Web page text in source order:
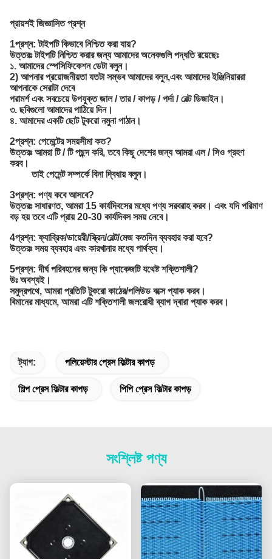
প্রায়শই জিজ্ঞাসিত প্রশ্ন
1প্রশ্ন: টাইপটি কিভাবে নিশ্চিত করা যায়?
উত্তরঃ টাইপটি নিশ্চিত করার জন্য আমাদের অনেকগুলি পদ্ধতি রয়েছেঃ
১. আমাদের স্পেসিফিকেশন ডেটা বলুন।
2) আপনার প্রয়োজনীয়তা যতটা সম্ভব আমাদের বলুন,এবং আমাদের ইঞ্জিনিয়াররা
আপনাকে সেরাটা দেবে
পরামর্শ এবং সবচেয়ে উপযুক্ত জাল / তার / কাপড় / পর্দা / বেল্ট ডিজাইন।
৩. ছবিগুলো আমাদের পাঠিয়ে দিন।
৪. আমাদের একটি ছোট টুকরো নমুনা পাঠান।
2প্রশ্ন: পেমেন্টের সময়সীমা কত?
উত্তরঃ আমরা টি / টি পছন্দ করি, তবে কিছু দেশের জন্য আমরা এল / সিও গ্রহণ
করব।
তাই পেমেন্ট সম্পর্কে বিনা দ্বিধায় বলুন।
3প্রশ্ন: পণ্য কবে আসবে?
উত্তরঃ সাধারণত, আমরা 15 কার্যদিবসের মধ্যে পণ্য সরবরাহ করব। এবং যদি পরিমাণ
বড় হয় তবে এটি প্রায় 20-30 কার্যদিবস সময় নেবে।
4প্রশ্ন: ফ্যাব্রিক/ডায়েরী/স্ক্রিন/বেল্ট/মেজ কতদিন ব্যবহার করা হবে?
উত্তরঃ সময় ব্যবহার এবং কারখানার মধ্যে পার্থক্য।
5প্রশ্ন: দীর্ঘ পরিবহনের জন্য কি প্যাকেজটি যথেষ্ট শক্তিশালী?
উঃ অবশ্যই।
সমুদ্রপথে, আমরা প্রতিটি টুকরো কাঠের/পলিউড বক্সে প্যাক করব।
বিমানের মাধ্যমে, আমরা এটি শক্তিশালী জলরোধী ব্যাগ দ্বারা প্যাক করব।
ট্যাগ: পলিয়েস্টার প্রেস ফিল্টার কাপড়
শিল্প প্রেস ফিল্টার কাপড় পিপি প্রেস ফিল্টার কাপড়
সংশ্লিষ্ট পণ্য